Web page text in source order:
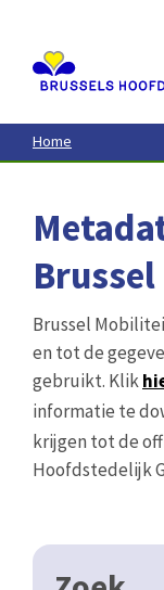
contenu
principal
Home
Brussel
en tot de
gebruikt. Klik
informatie te
krijgen tot de
Hoofdstedelijk